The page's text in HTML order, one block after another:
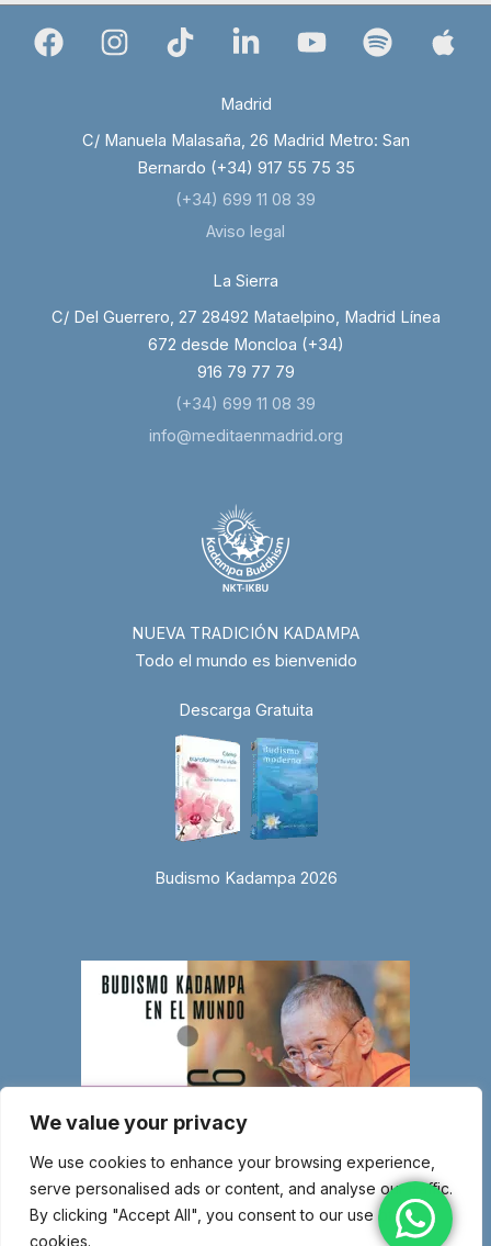
We value your privacy
We use cookies to enhance your browsing experience,
serve personalised ads or content, and analyse our traffic.
By clicking "Accept All", you consent to our use of
cookies.
Madrid
C/ Manuela Malasaña, 26 Madrid Metro: San
Bernardo (+34) 917 55 75 35
(+34) 699 11 08 39
Aviso legal
La Sierra
C/ Del Guerrero, 27 28492 Mataelpino, Madrid Línea
672 desde Moncloa (+34)
916 79 77 79
(+34) 699 11 08 39
info@meditaenmadrid.org
NUEVA TRADICIÓN KADAMPA
Todo el mundo es bienvenido
Descarga Gratuita
Budismo Kadampa 2026